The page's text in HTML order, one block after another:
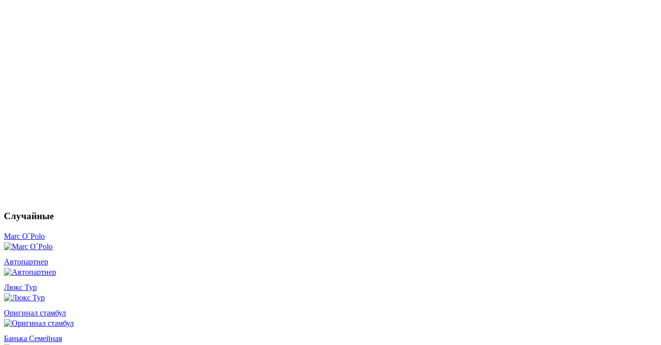
Случайные
Marc O`Polo
Автопартнер
Люкс Тур
Оригинал стамбул
Банька Семейная